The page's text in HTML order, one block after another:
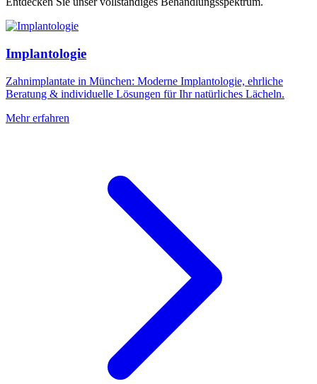
Implantologie
Zahnimplantate in München: Moderne Implantologie, ehrliche
Beratung & individuelle Lösungen für Ihr natürliches Lächeln.
Mehr erfahren